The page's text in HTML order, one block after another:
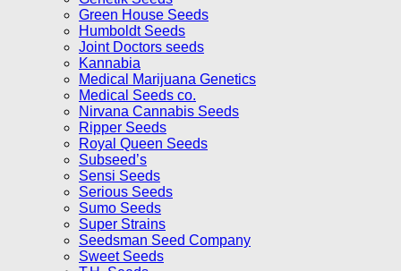
Green House Seeds
Humboldt Seeds
Joint Doctors seeds
Kannabia
Medical Marijuana Genetics
Medical Seeds co.
Nirvana Cannabis Seeds
Ripper Seeds
Royal Queen Seeds
Subseed’s
Sensi Seeds
Serious Seeds
Sumo Seeds
Super Strains
Seedsman Seed Company
Sweet Seeds